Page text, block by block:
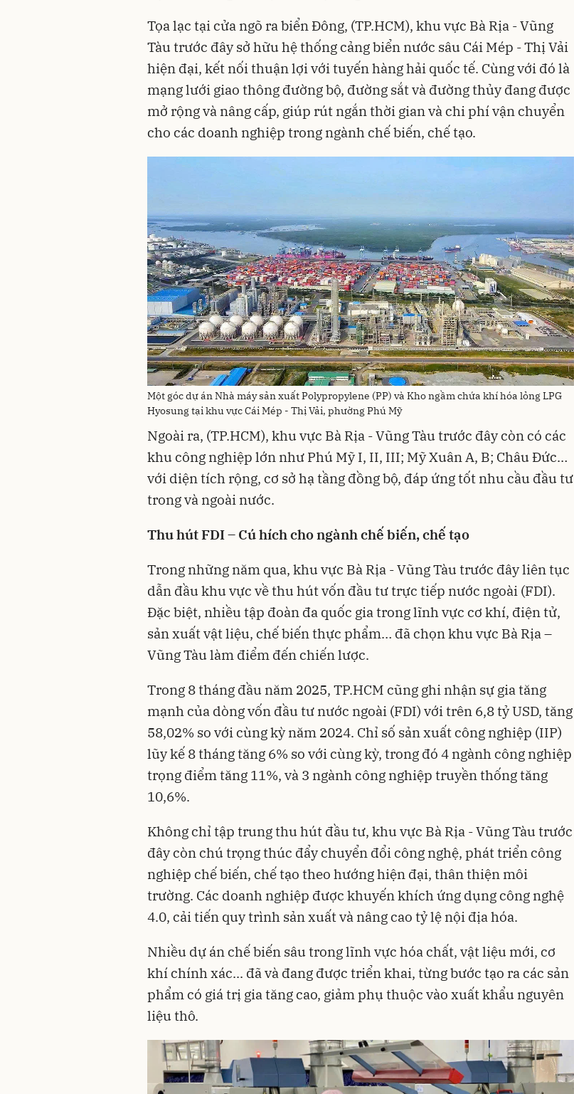
Tọa lạc tại cửa ngõ ra biển Đông, (TP.HCM), khu vực Bà Rịa - Vũng
Tàu trước đây sở hữu hệ thống cảng biển nước sâu Cái Mép - Thị Vải
hiện đại, kết nối thuận lợi với tuyến hàng hải quốc tế. Cùng với đó là
mạng lưới giao thông đường bộ, đường sắt và đường thủy đang được
mở rộng và nâng cấp, giúp rút ngắn thời gian và chi phí vận chuyển
cho các doanh nghiệp trong ngành chế biến, chế tạo.
Một góc dự án Nhà máy sản xuất Polypropylene (PP) và Kho ngầm chứa khí hóa lỏng LPG
Hyosung tại khu vực Cái Mép - Thị Vải, phường Phú Mỹ
Ngoài ra, (TP.HCM), khu vực Bà Rịa - Vũng Tàu trước đây còn có các
khu công nghiệp lớn như Phú Mỹ I, II, III; Mỹ Xuân A, B; Châu Đức…
với diện tích rộng, cơ sở hạ tầng đồng bộ, đáp ứng tốt nhu cầu đầu tư
trong và ngoài nước.
Thu hút FDI – Cú hích cho ngành chế biến, chế tạo
Trong những năm qua, khu vực Bà Rịa - Vũng Tàu trước đây liên tục
dẫn đầu khu vực về thu hút vốn đầu tư trực tiếp nước ngoài (FDI).
Đặc biệt, nhiều tập đoàn đa quốc gia trong lĩnh vực cơ khí, điện tử,
sản xuất vật liệu, chế biến thực phẩm… đã chọn khu vực Bà Rịa –
Vũng Tàu làm điểm đến chiến lược.
Trong 8 tháng đầu năm 2025, TP.HCM cũng ghi nhận sự gia tăng
mạnh của dòng vốn đầu tư nước ngoài (FDI) với trên 6,8 tỷ USD, tăng
58,02% so với cùng kỳ năm 2024. Chỉ số sản xuất công nghiệp (IIP)
lũy kế 8 tháng tăng 6% so với cùng kỳ, trong đó 4 ngành công nghiệp
trọng điểm tăng 11%, và 3 ngành công nghiệp truyền thống tăng
10,6%.
Không chỉ tập trung thu hút đầu tư, khu vực Bà Rịa - Vũng Tàu trước
đây còn chú trọng thúc đẩy chuyển đổi công nghệ, phát triển công
nghiệp chế biến, chế tạo theo hướng hiện đại, thân thiện môi
trường. Các doanh nghiệp được khuyến khích ứng dụng công nghệ
4.0, cải tiến quy trình sản xuất và nâng cao tỷ lệ nội địa hóa.
Nhiều dự án chế biến sâu trong lĩnh vực hóa chất, vật liệu mới, cơ
khí chính xác... đã và đang được triển khai, từng bước tạo ra các sản
phẩm có giá trị gia tăng cao, giảm phụ thuộc vào xuất khẩu nguyên
liệu thô.